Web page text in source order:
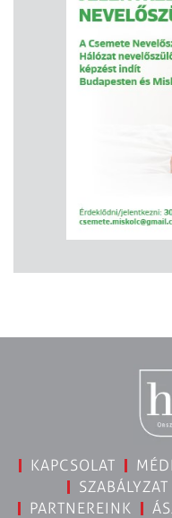
KAPCSOLAT
PARTNEREINK